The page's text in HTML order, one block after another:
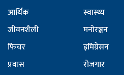
आर्थिक
जीवनशैली
फिचर
प्रवास
स्वास्थ्य
मनोरञ्जन
इमिग्रेसन
रोजगार